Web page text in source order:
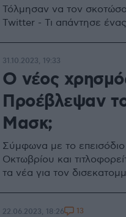
Τόλμησαν να τον
Twitter - Τι απάντησε
O νέος
Προέβλεψαν
Μασκ;
Σύμφωνα με το
Οκτωβρίου και
τα νέα για τον
31.10.2023, 19:33
22.06.2023, 18:26 13